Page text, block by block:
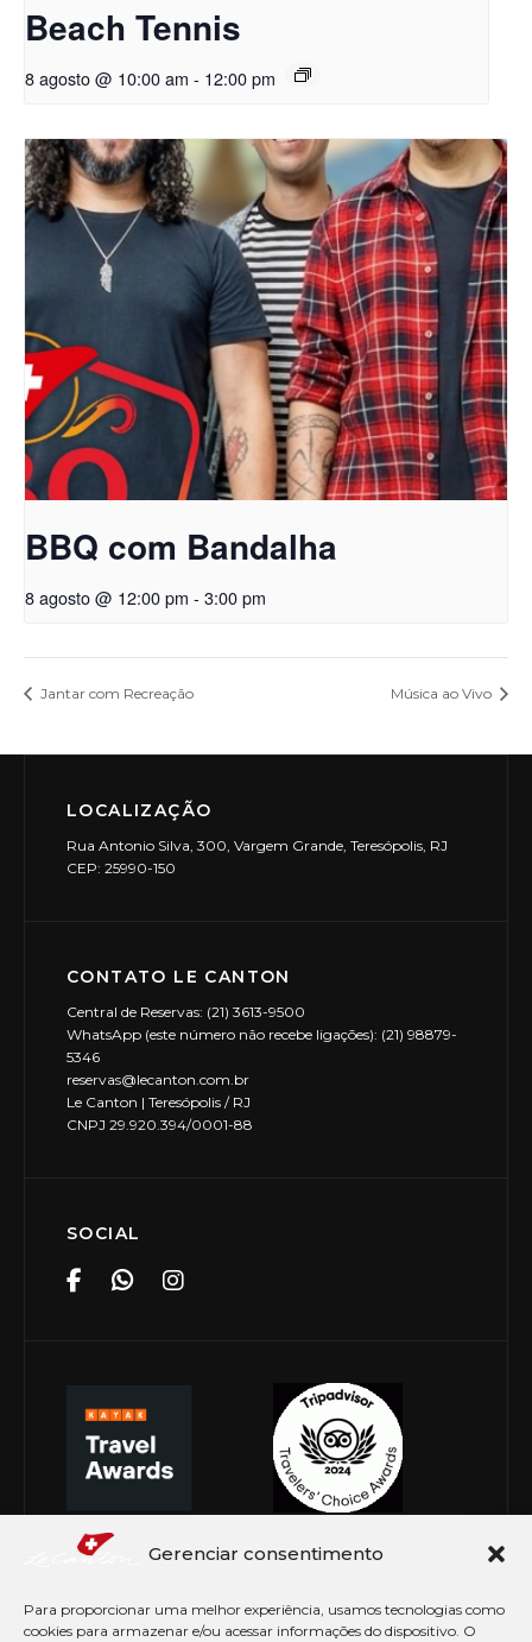
Gerenciar consentimento
Para proporcionar uma melhor experiência, usamos tecnologias como
cookies para armazenar e/ou acessar informações do dispositivo. O
Beach Tennis
8 agosto @ 10:00 am - 12:00 pm
BBQ com Bandalha
8 agosto @ 12:00 pm - 3:00 pm
Jantar com Recreação Música ao Vivo
LOCALIZAÇÃO
Rua Antonio Silva, 300, Vargem Grande, Teresópolis, RJ
CEP: 25990-150
CONTATO LE CANTON
Central de Reservas: (21) 3613-9500
WhatsApp (este número não recebe ligações): (21) 98879-
5346
reservas@lecanton.com.br
Le Canton | Teresópolis / RJ
CNPJ 29.920.394/0001-88
SOCIAL